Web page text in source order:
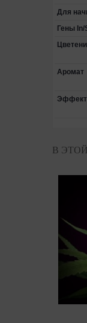
Для
Гены In/
Аромат
Эффект
В